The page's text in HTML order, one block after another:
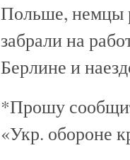
Польше, немцы
забрали на
Берлине и
*Прошу
«Укр. обороне